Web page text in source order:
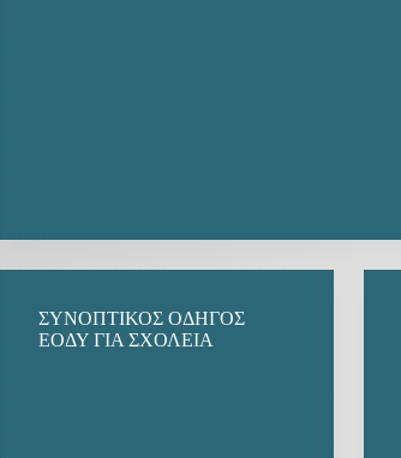
ΣΥΝΟΠΤΙΚΟΣ ΟΔΗΓΟΣ
ΕΟΔΥ ΓΙΑ ΣΧΟΛΕΙΑ